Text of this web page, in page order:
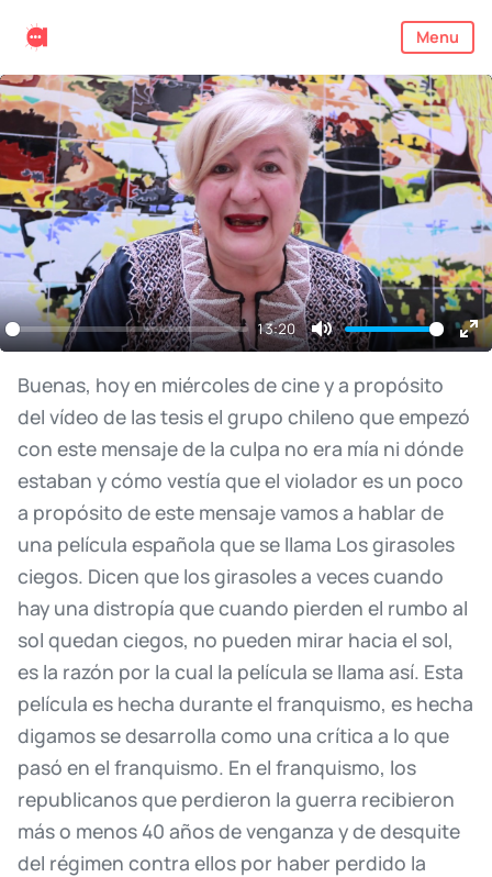
Menu
13:20
Mute
Buenas, hoyen miércolesdecineya propósito
del vídeo de lastesisel grupo chileno queempezó
con este mensajede la culpa no era mía ni dónde
estaban ycómo vestía queel violador es un poco
a propósito deeste mensajevamosa hablar de
una película española que se llama Losgirasoles
ciegos. Dicen que losgirasolesa vecescuando
hay una distropía quecuando pierden el rumbo al
sol quedan ciegos, no pueden mirar hacia el sol,
es la razón por la cual la película se llama así. Esta
película es hecha duranteel franquismo, es hecha
digamos sedesarrolla como una crítica a lo que
pasó en el franquismo. En el franquismo, los
republicanosque perdieron la guerra recibieron
máso menos 40 añosdevenganza ydedesquite
del régimen contra ellos por haber perdido la